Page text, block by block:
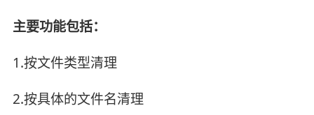
主要功能包括：
1.按文件类型清理
2.按具体的文件名清理